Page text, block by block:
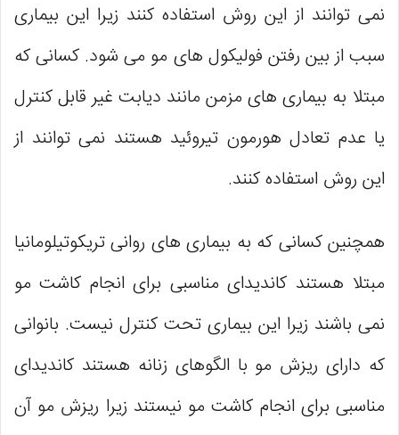
نمی ‌توانند از این روش استفاده کنند زیرا این بیماری
سبب از بین رفتن فولیکول های مو می‌ شود. کسانی که
مبتلا به بیماری‌ های مزمن مانند دیابت غیر قابل کنترل
یا عدم تعادل هورمون تیروئید هستند نمی ‌توانند از
این روش استفاده کنند.
همچنین کسانی که به بیماری‌ های روانی تریکوتیلومانیا
مبتلا هستند کاندیدای مناسبی برای انجام کاشت مو
نمی ‌باشند زیرا این بیماری تحت کنترل نیست. بانوانی
که دارای ریزش مو با الگوهای زنانه هستند کاندیدای
مناسبی برای انجام کاشت مو نیستند زیرا ریزش مو آن